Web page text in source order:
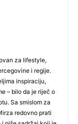
za lifestyle,
i regije.
inspiraciju,
– bilo da je riječ o
Sa smislom za
redovno prati